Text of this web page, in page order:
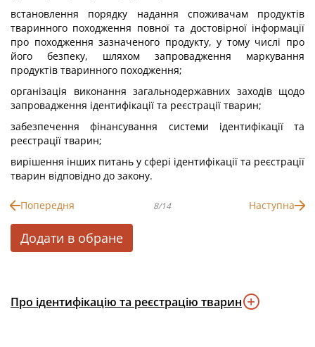
встановлення порядку надання споживачам продуктів
тваринного походження повної та достовірної інформації
про походження зазначеного продукту, у тому числі про
його безпеку, шляхом запровадження маркування
продуктів тваринного походження;
організація виконання загальнодержавних заходів щодо
запровадження ідентифікації та реєстрації тварин;
забезпечення фінансування системи ідентифікації та
реєстрації тварин;
вирішення інших питань у сфері ідентифікації та реєстрації
тварин відповідно до закону.
Попередня 8/14 Наступна
Додати в обране
Про ідентифікацію та реєстрацію тварин